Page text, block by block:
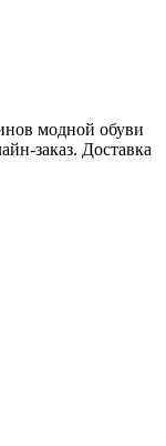
модной обуви
заказ. Доставка